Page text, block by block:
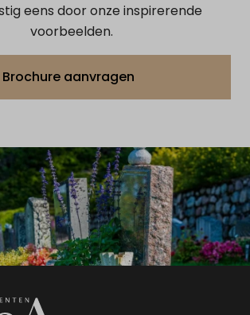
eens door onze inspirerende
voorbeelden.
Brochure aanvragen